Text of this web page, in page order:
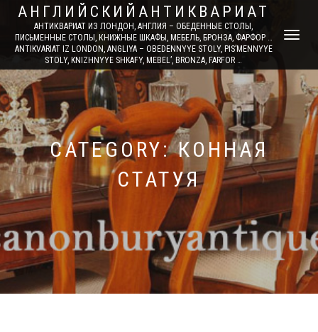
АНГЛИЙСКИЙАНТИКВАРИАТ
АНТИКВАРИАТ ИЗ ЛОНДОН, АНГЛИЯ – ОБЕДЕННЫЕ СТОЛЫ,
ПИСЬМЕННЫЕ СТОЛЫ, КНИЖНЫЕ ШКАФЫ, МЕБЕЛЬ, БРОНЗА, ФАРФОР …
ANTIKVARIAT IZ LONDON, ANGLIYA – OBEDENNYYE STOLY, PIS’MENNYYE
STOLY, KNIZHNYYE SHKAFY, MEBEL’, BRONZA, FARFOR …
TOGGLE
CATEGORY: КОННАЯ
СТАТУЯ